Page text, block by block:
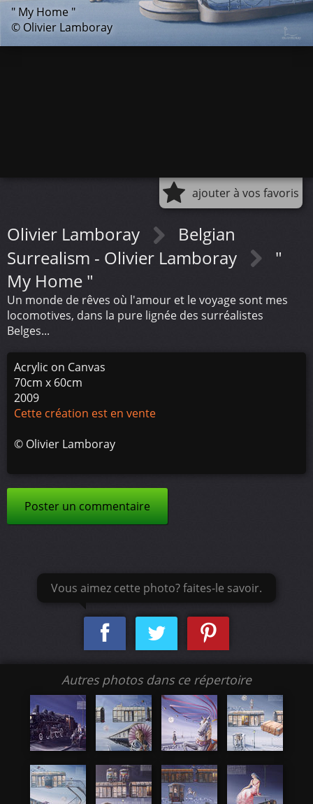
" My Home "
© Olivier Lamboray
ajouter à vos favoris
Olivier Lamboray
Belgian
Surrealism - Olivier Lamboray
"
My Home "
Un monde de rêves où l'amour et le voyage sont mes
locomotives, dans la pure lignée des surréalistes
Belges...
Acrylic on Canvas
70cm x 60cm
2009
Cette création est en vente
© Olivier Lamboray
Poster un commentaire
Vous aimez cette photo? faites-le savoir.
Autres photos dans ce répertoire